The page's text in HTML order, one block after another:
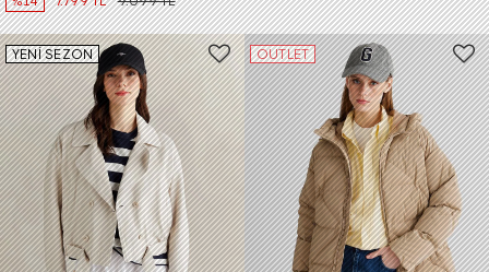
YENİ SEZON OUTLET